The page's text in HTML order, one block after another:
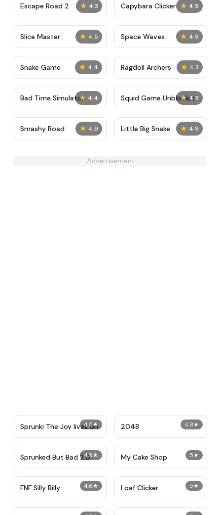
★ 4.3
Escape Road 2 ★ 4.9
Capybara Clicker
★ 4.5
Slice Master ★ 4.9
Space Waves
★ 4.4
Snake Game ★ 4.3
Ragdoll Archers
★ 4.4
Bad Time Simulator ★ 4.8
Squid Game Unblocked
★ 4.9
Smashy Road ★ 4.9
Little Big Snake
Advertisement
4.5★
Sprunki The Joy lives on 4.8★
2048
4.9★
Sprunked But Bad 2.0 5★
My Cake Shop
4.6★
FNF Silly Billy 5★
Loaf Clicker